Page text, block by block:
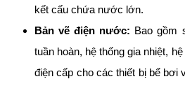
kết cấu chứa nước lớn.
Bản vẽ điện nước: Bao gồm
tuần hoàn, hệ thống gia nhiệt,
điện cấp cho các thiết bị bể bơi